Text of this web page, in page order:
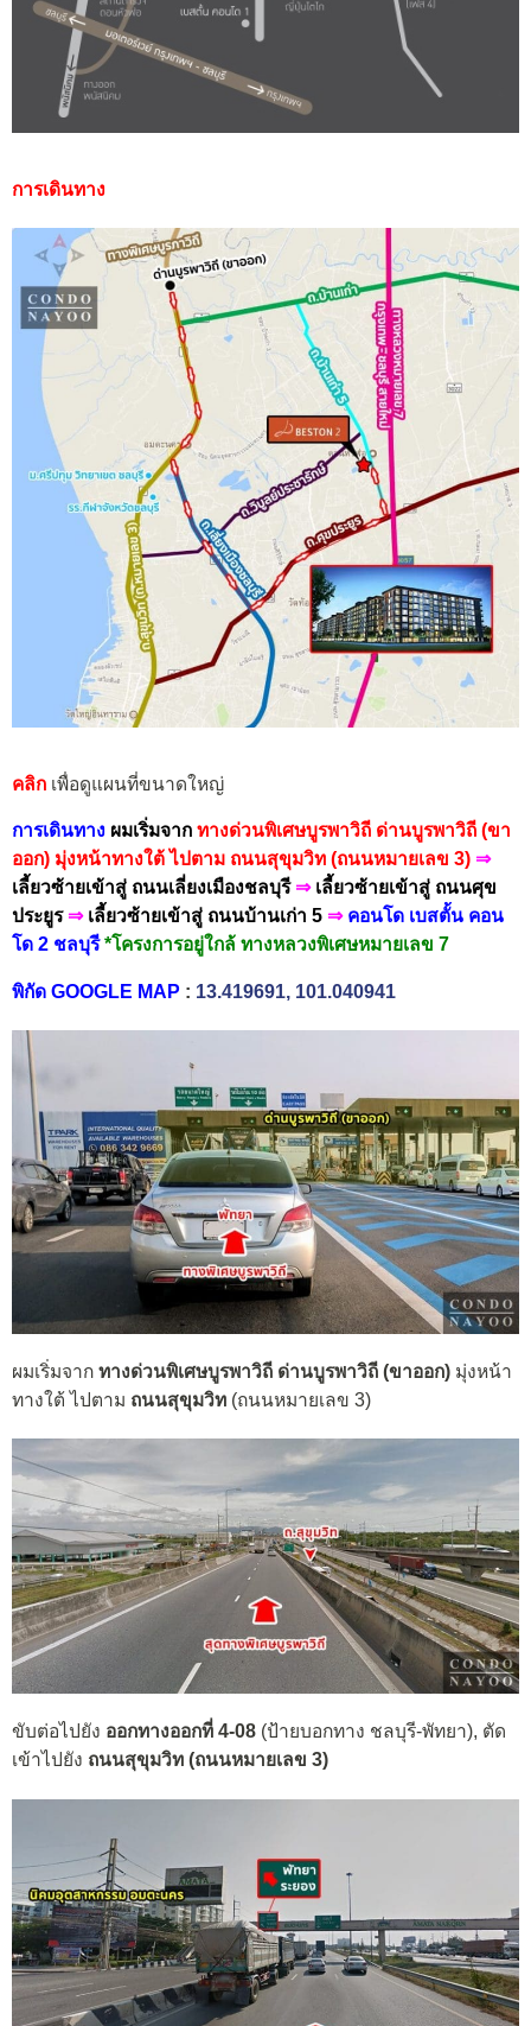
การเดินทาง
คลิก เพื่อดูแผนที่ขนาดใหญ่
การเดินทาง ผมเริ่มจาก ทางด่วนพิเศษบูรพาวิถี ด่านบูรพาวิถี (ขา
ออก) มุ่งหน้าทางใต้ ไปตาม ถนนสุขุมวิท (ถนนหมายเลข 3) ⇒
เลี้ยวซ้ายเข้าสู่ ถนนเลี่ยงเมืองชลบุรี ⇒ เลี้ยวซ้ายเข้าสู่ ถนนศุข
ประยูร ⇒ เลี้ยวซ้ายเข้าสู่ ถนนบ้านเก่า 5 ⇒ คอนโด เบสตั้น คอน
โด 2 ชลบุรี*โครงการอยู่ใกล้ ทางหลวงพิเศษหมายเลข 7
พิกัด GOOGLE MAP : 13.419691, 101.040941
ผมเริ่มจาก ทางด่วนพิเศษบูรพาวิถี ด่านบูรพาวิถี (ขาออก) มุ่งหน้า
ทางใต้ ไปตาม ถนนสุขุมวิท (ถนนหมายเลข 3)
ขับต่อไปยัง ออกทางออกที่ 4-08 (ป้ายบอกทาง ชลบุรี-พัทยา), ตัด
เข้าไปยัง ถนนสุขุมวิท (ถนนหมายเลข 3)